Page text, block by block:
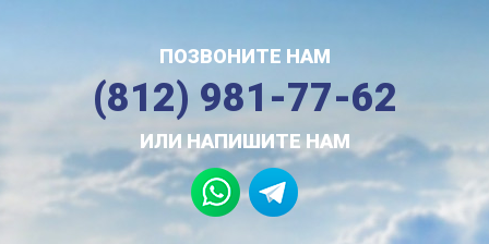
ПОЗВОНИТЕ НАМ
(812) 981-77-62
ИЛИ НАПИШИТЕ НАМ